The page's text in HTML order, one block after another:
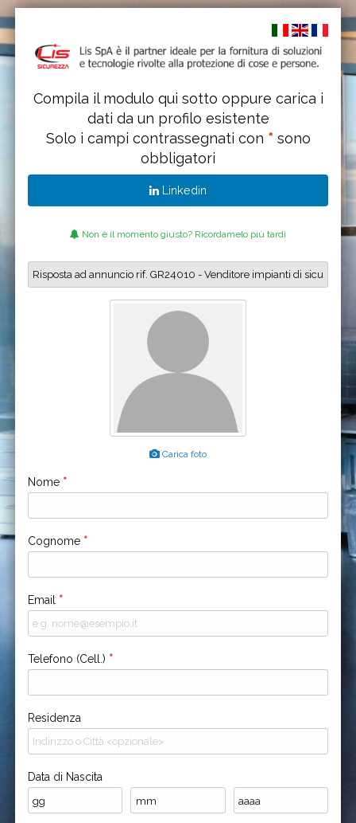
Compila il modulo qui sotto oppure carica i
dati da un profilo esistente
Solo i campi contrassegnati con * sono
obbligatori
Linkedin
Non è il momento giusto? Ricordamelo più tardi
Carica foto
Nome *
Cognome *
Email *
Telefono (Cell.) *
Residenza
Data di Nascita